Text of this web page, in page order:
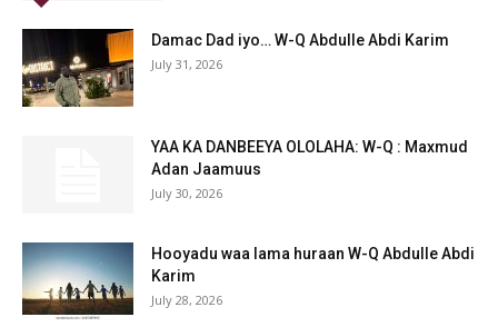
Damac Dad iyo… W-Q Abdulle Abdi Karim
July 31, 2026
YAA KA DANBEEYA OLOLAHA: W-Q : Maxmud
Adan Jaamuus
July 30, 2026
Hooyadu waa lama huraan W-Q Abdulle Abdi
Karim
July 28, 2026